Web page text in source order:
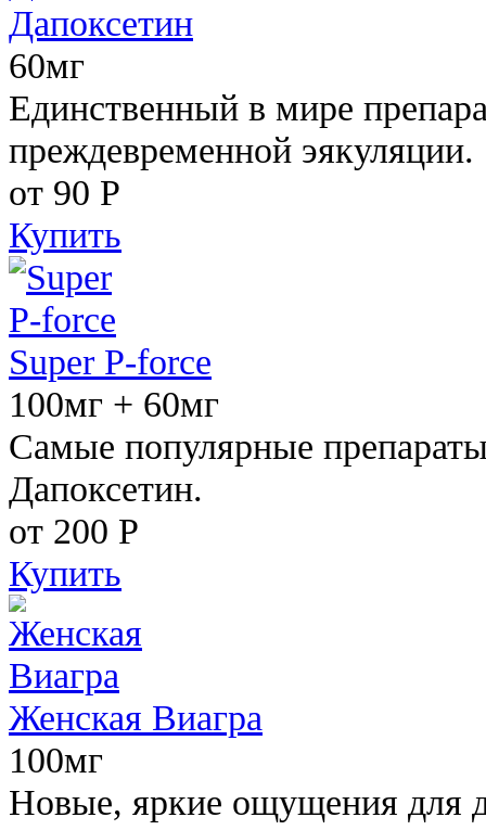
Дапоксетин
60мг
Единственный в мире
преждевременной эякуляции.
от 90 Р
Купить
Super P-force
100мг + 60мг
Самые популярные
Дапоксетин.
от 200 Р
Купить
Женская Виагра
100мг
Новые, яркие ощущения для